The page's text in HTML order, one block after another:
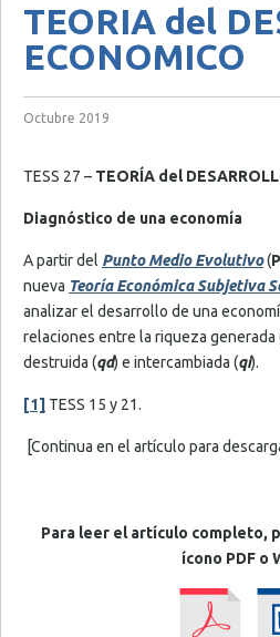
TEORIA del
ECONOMICO
Octubre 2019
TESS 27 – TEORÍA del
Diagnóstico de una economía
A partir del Punto Medio Evolutivo(
nueva Teoría Económica Subjetiva
analizar el desarrollo de una
relaciones entre la riqueza generada
destruida (qd) e intercambiada (qi).
[1] TESS 15 y 21.
[Continua en el artículo para
Para leer el artículo completo,
ícono PDF o